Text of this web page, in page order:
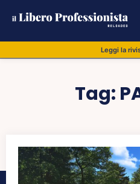
Leggi la
Tag: